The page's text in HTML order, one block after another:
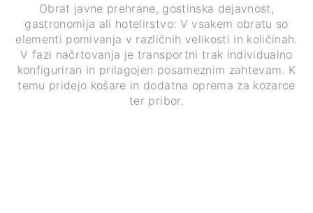
Obrat javne prehrane, gostinska dejavnost,
gastronomija ali hotelirstvo: V vsakem obratu so
elementi pomivanja v različnih velikosti in količinah.
V fazi načrtovanja je transportni trak individualno
konfiguriran in prilagojen posameznim zahtevam. K
temu pridejo košare in dodatna oprema za kozarce
ter pribor.